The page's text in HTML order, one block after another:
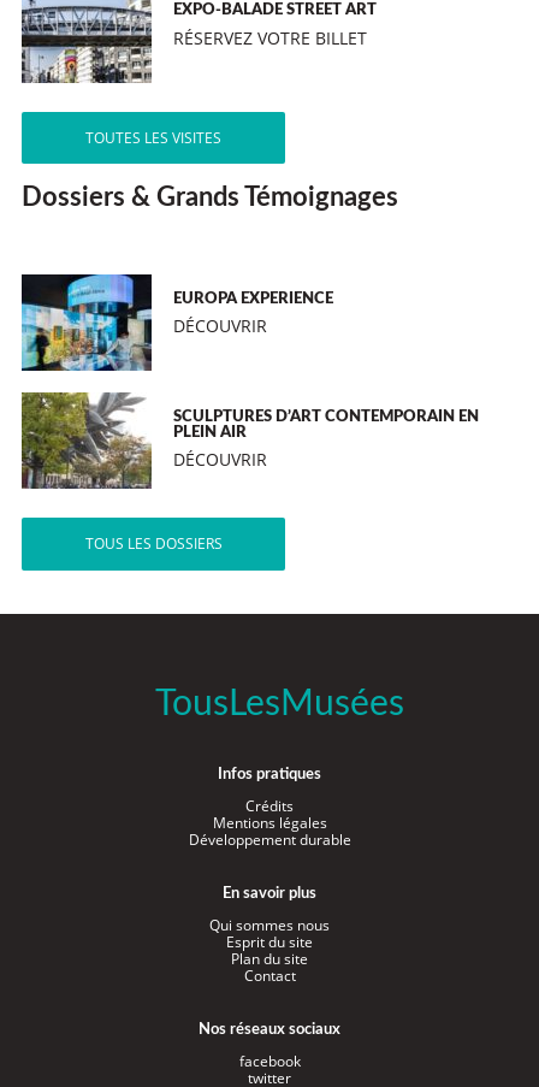
EXPO-BALADE STREET ART
RÉSERVEZ VOTRE BILLET
TOUTES LES VISITES
Dossiers & Grands Témoignages
EUROPA EXPERIENCE
DÉCOUVRIR
SCULPTURES D’ART CONTEMPORAIN EN
PLEIN AIR
DÉCOUVRIR
TOUS LES DOSSIERS
TousLesMusées
Infos pratiques
Crédits
Mentions légales
Développement durable
En savoir plus
Qui sommes nous
Esprit du site
Plan du site
Contact
Nos réseaux sociaux
facebook
twitter